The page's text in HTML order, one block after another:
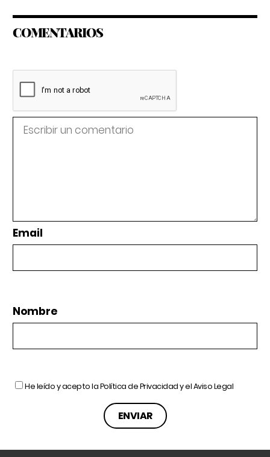
COMENTARIOS
Email
Nombre
He leído y acepto laPolítica de Privacidady elAviso Legal